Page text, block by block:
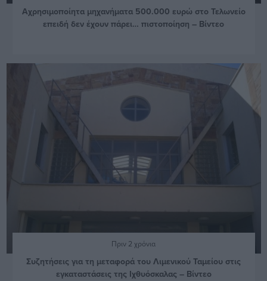
Αχρησιμοποίητα μηχανήματα 500.000 ευρώ στο Τελωνείο
επειδή δεν έχουν πάρει… πιστοποίηση – Βίντεο
Πριν 2 χρόνια
Συζητήσεις για τη μεταφορά του Λιμενικού Ταμείου στις
εγκαταστάσεις της Ιχθυόσκαλας – Βίντεο